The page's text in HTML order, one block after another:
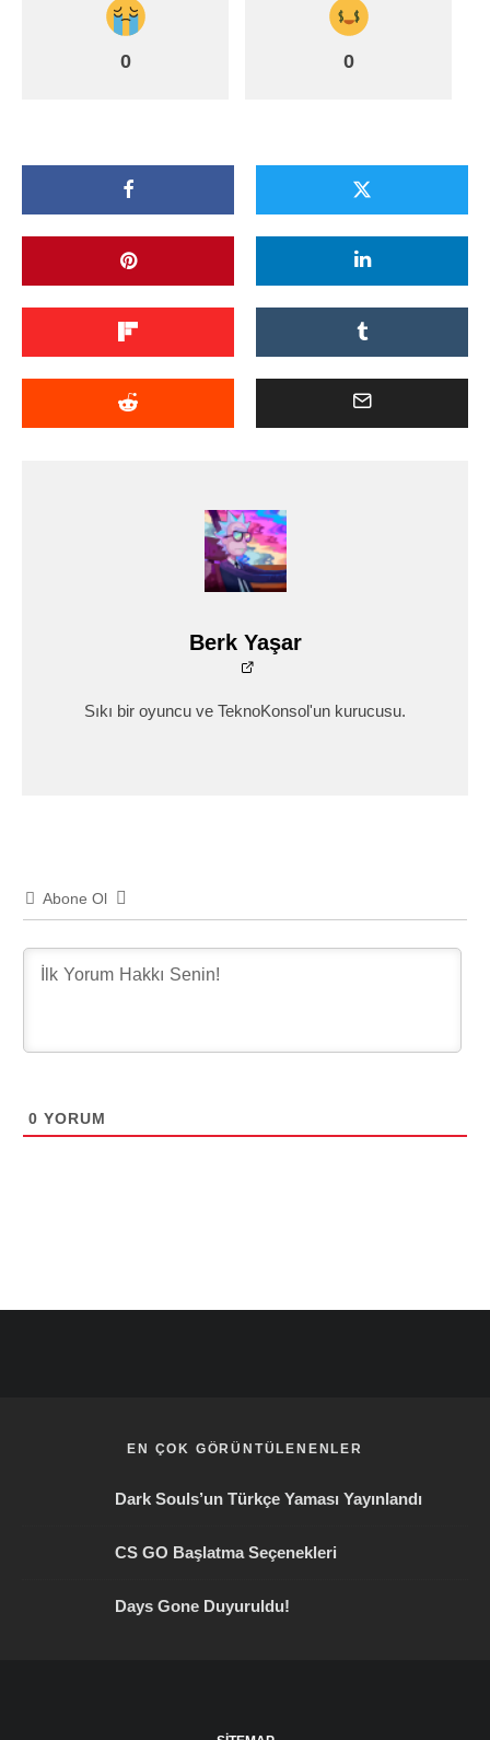
0 0
Berk Yaşar
Sıkı bir oyuncu ve TeknoKonsol'un kurucusu.
Abone Ol
0 YORUM
EN ÇOK GÖRÜNTÜLENENLER
Dark Souls’un Türkçe Yaması Yayınlandı
CS GO Başlatma Seçenekleri
Days Gone Duyuruldu!